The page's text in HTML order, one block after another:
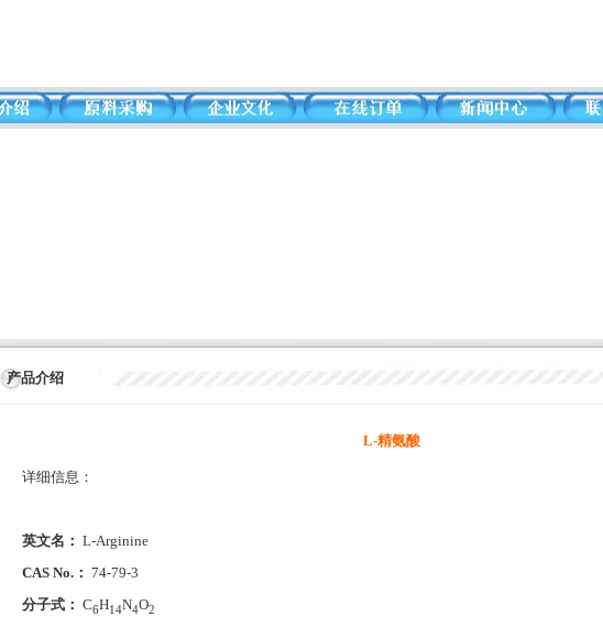
产品介绍
L-精氨酸
详细信息：
英文名： L-Arginine
CAS No.： 74-79-3
分子式： C6H14N4O2